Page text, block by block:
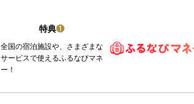
特典❶
全国の宿泊施設や、さまざまな
サービスで使えるふるなびマネ
ー！